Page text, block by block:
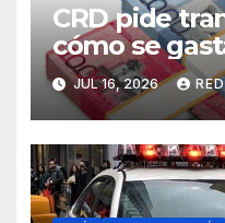
CRD pide
cómo se
Seguro
JUL 16, 2026